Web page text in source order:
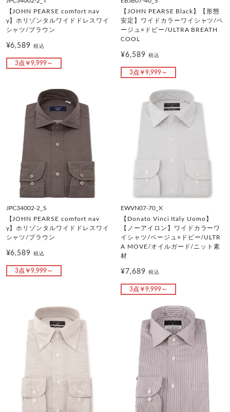
【JOHN PEARSE comfort nav
y】ホリゾンタルワイドドレスワイ
シャツ/ブラウン
¥6,589税込
3点￥9,999～
【JOHN PEARSE Black】【形態
安定】ワイドカラーワイシャツ/ベ
ージュ×ドビー/ULTRA BREATH
COOL
¥6,589 税込
3点￥9,999～
JPC34002-2_S
【JOHN PEARSE comfort nav
y】ホリゾンタルワイドドレスワイ
シャツ/ブラウン
¥6,589税込
3点￥9,999～
EWVN07-70_X
【Donato Vinci Italy Uomo】
【ノーアイロン】ワイドカラーワ
イシャツ/ベージュ×ドビー/ULTR
A MOVE/オイルガード/ニット素
材
¥7,689 税込
3点￥9,999～